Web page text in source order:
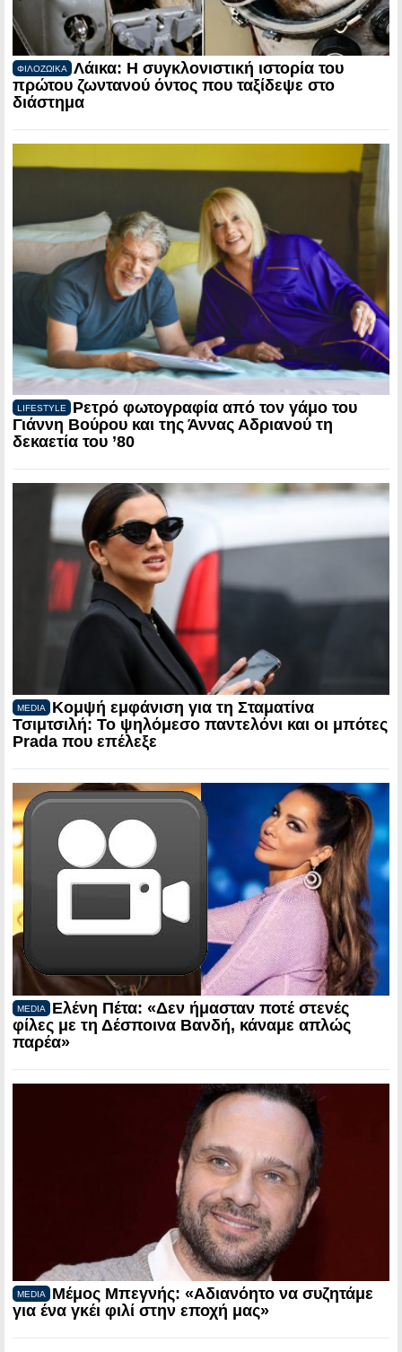
ΦΙΛΟΖΩΙΚΑ
Λάικα: Η συγκλονιστική ιστορία του
πρώτου ζωντανού όντος που ταξίδεψε στο
διάστημα
LIFESTYLE
Ρετρό φωτογραφία από τον γάμο του
Γιάννη Βούρου και της Άννας Αδριανού τη
δεκαετία του ’80
MEDIA
Κομψή εμφάνιση για τη Σταματίνα
Τσιμτσιλή: Το ψηλόμεσο παντελόνι και οι μπότες
Prada που επέλεξε
MEDIA
Ελένη Πέτα: «Δεν ήμασταν ποτέ στενές
φίλες με τη Δέσποινα Βανδή, κάναμε απλώς
παρέα»
MEDIA
Μέμος Μπεγνής: «Αδιανόητο να συζητάμε
για ένα γκέι φιλί στην εποχή μας»